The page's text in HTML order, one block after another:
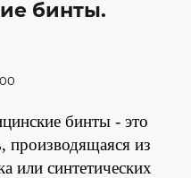
бинты.
бинты - это
производящаяся из
или синтетических